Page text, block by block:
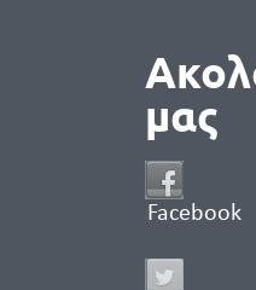
μας
Facebook